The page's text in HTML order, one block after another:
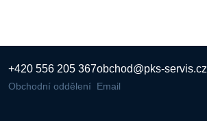
+420 556 205 367
Obchodní oddělení
obchod@pks-servis.cz
Email